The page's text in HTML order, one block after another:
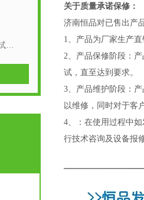
关于质量承诺保修：
济南恒品对已售出产
1、产品为厂家生产
2、产品保修阶段：
试，直至达到要求。
3、产品维护阶段：
以维修，同时对于客
4、： 在使用过程中
行技术咨询及设备报